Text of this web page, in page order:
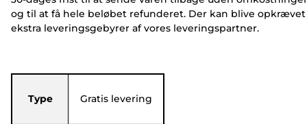
og til at få hele beløbet refunderet. Der kan blive opkrævet
ekstra leveringsgebyrer af vores leveringspartner.
Type Gratis levering